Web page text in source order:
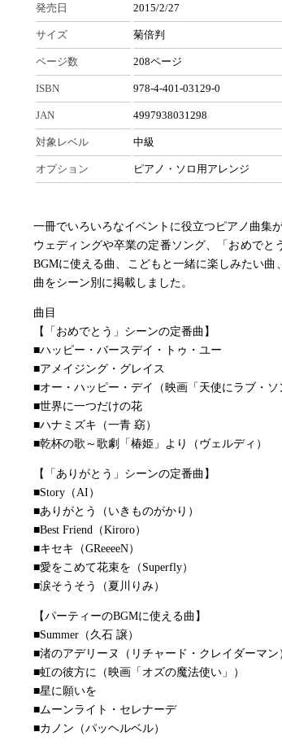
発売日 2015/2/27
サイズ 菊倍判
ページ数 208ページ
ISBN 978-4-401-03129-0
JAN 4997938031298
対象レベル 中級
オプション ピアノ・ソロ用アレンジ
一冊でいろいろなイベントに役立つピアノ曲集が
ウェディングや卒業の定番ソング、「おめで
BGMに使える曲、こどもと一緒に楽しみたい
曲をシーン別に掲載しました。
曲目
【「おめでとう」シーンの定番曲】
■ハッピー・バースデイ・トゥ・ユー
■アメイジング・グレイス
■オー・ハッピー・デイ（映画「天使にラブ・ソ
■世界に一つだけの花
■ハナミズキ（一青 窈）
■乾杯の歌～歌劇「椿姫」より（ヴェルディ）
【「ありがとう」シーンの定番曲】
■Story（AI）
■ありがとう（いきものがかり）
■Best Friend（Kiroro）
■キセキ（GReeeeN）
■愛をこめて花束を（Superfly）
■涙そうそう（夏川りみ）
【パーティーのBGMに使える曲】
■Summer（久石 譲）
■渚のアデリーヌ（リチャード・クレイダーマン
■虹の彼方に（映画「オズの魔法使い」）
■星に願いを
■ムーンライト・セレナーデ
■カノン（パッヘルベル）